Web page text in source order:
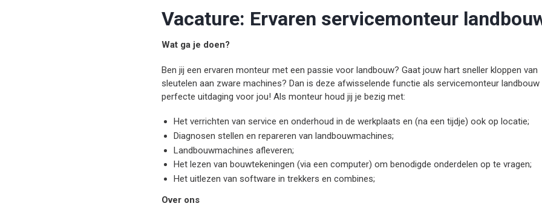
Vacature: Ervaren servicemonteur
Wat ga je doen?
Ben jij een ervaren monteur met een passie voor landbouw? Gaat jouw hart sneller kloppen van
sleutelen aan zware machines? Dan is deze afwisselende functie als servicemonteur landbouw
perfecte uitdaging voor jou! Als monteur houd jij je bezig met:
Het verrichten van service en onderhoud in de werkplaats en (na een tijdje) ook op locatie;
Diagnosen stellen en repareren van landbouwmachines;
Landbouwmachines afleveren;
Het lezen van bouwtekeningen (via een computer) om benodigde onderdelen op te vragen;
Het uitlezen van software in trekkers en combines;
Over ons